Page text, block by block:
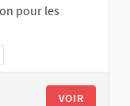
pour les
VOIR